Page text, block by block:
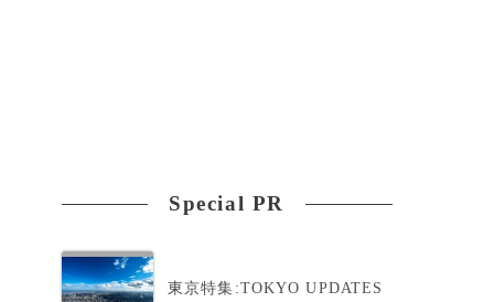
Special PR
東京特集:TOKYO UPDATES